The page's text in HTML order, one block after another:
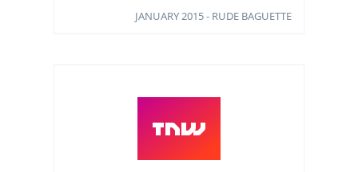
JANUARY 2015 - RUDE BAGUETTE